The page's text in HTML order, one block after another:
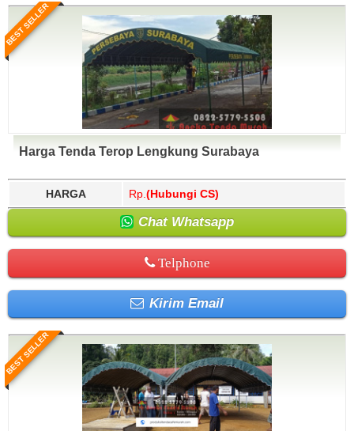
BEST SELLER
Harga Tenda Terop Lengkung Surabaya
HARGA Rp. (Hubungi CS)
Chat Whatsapp
Telphone
Kirim Email
BEST SELLER